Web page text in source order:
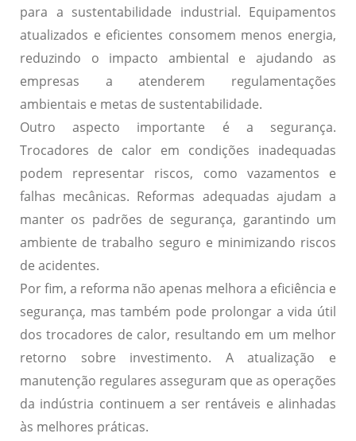
para a sustentabilidade industrial. Equipamentos
atualizados e eficientes consomem menos energia,
reduzindo o impacto ambiental e ajudando as
empresas a atenderem regulamentações
ambientais e metas de sustentabilidade.
Outro aspecto importante é a segurança.
Trocadores de calor em condições inadequadas
podem representar riscos, como vazamentos e
falhas mecânicas. Reformas adequadas ajudam a
manter os padrões de segurança, garantindo um
ambiente de trabalho seguro e minimizando riscos
de acidentes.
Por fim, a reforma não apenas melhora a eficiência e
segurança, mas também pode prolongar a vida útil
dos trocadores de calor, resultando em um melhor
retorno sobre investimento. A atualização e
manutenção regulares asseguram que as operações
da indústria continuem a ser rentáveis e alinhadas
às melhores práticas.